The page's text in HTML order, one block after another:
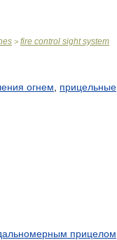
> fire control sight system
огнем
прицельные
прицелом